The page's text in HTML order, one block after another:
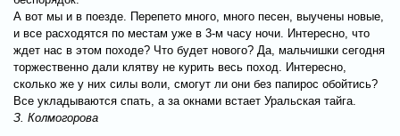
А вот мы и в поезде. Перепето много, много песен, выучены новые,
и все расходятся по местам уже в 3-м часу ночи. Интересно, что
ждет нас в этом походе? Что будет нового? Да, мальчишки сегодня
торжественно дали клятву не курить весь поход. Интересно,
сколько же у них силы воли, смогут ли они без папирос обойтись?
Все укладываются спать, а за окнами встает Уральская тайга.
З. Колмогорова